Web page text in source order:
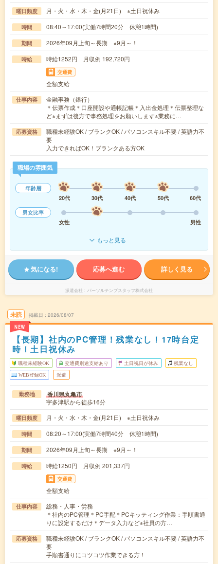
曜日頻度 月・火・水・木・金(月21日) ※土日祝休み
時間 08:40～17:00(実働7時間20分 休憩1時間)
期間 2026年09月上旬～長期 ※9月～！
時給 時給1252円 月収例 192,720円
交通費
全額支給
仕事内容
金融事務（銀行）
＊伝票作成＊口座開設や通帳記帳＊入出金処理＊伝票整理な
ど※まずは後方で事務処理をお願いします※業務に…
応募資格
職種未経験OK / ブランクOK / パソコンスキル不要 / 英語力不
要
入力できればOK！ブランクある方OK
職場の雰囲気
年齢層
20代
30代 40代 50代
60代
男女比率
女性
男性
もっと見る
気になる! 応募へ進む 詳しく見る
派遣会社 パーソルテンプスタッフ株式会社
未読
NEW
掲載日 2026/08/07
【長期】社内のPC管理！残業なし！17時台定
時！土日祝休み
職種未経験OK 交通費別途支給あり 土日祝日が休み 残業なし
WEB登録OK 派遣
勤務地 香川県丸亀市
宇多津駅から徒歩16分
曜日頻度 月・火・水・木・金(月21日) ※土日祝休み
時間 08:20～17:00(実働7時間40分 休憩1時間)
期間 2026年09月上旬～長期 ※9月～！
時給 時給1250円 月収例 201,337円
交通費
全額支給
仕事内容
総務・人事・労務
＊社内のPC管理＊PC手配＊PCキッティング作業：手順書通
りに設定するだけ＊データ入力など※社員の方…
応募資格
職種未経験OK / ブランクOK / パソコンスキル不要 / 英語力不
要
手順書通りにコツコツ作業できる方！